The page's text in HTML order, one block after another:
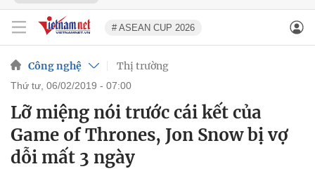
# ASEAN CUP 2026
Công nghệ Thị trường
thứ tư, 06/02/2019 - 07:00
Lỡ miệng nói trước cái kết của
Game of Thrones, Jon Snow bị vợ
dỗi mất 3 ngày